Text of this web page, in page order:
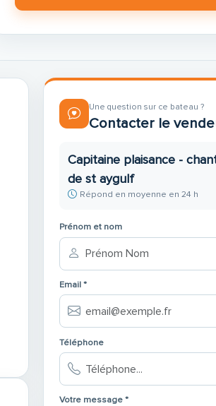
Une question sur ce bateau ?
Contacter le
Capitaine plaisance -
de st aygulf
Répond en moyenne en 24 h
Prénom et nom
Email *
Téléphone
Votre message *